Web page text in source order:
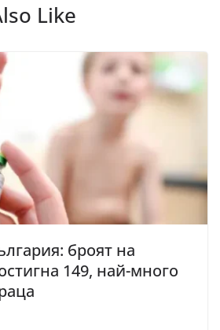
Like
броят на
149, най-много